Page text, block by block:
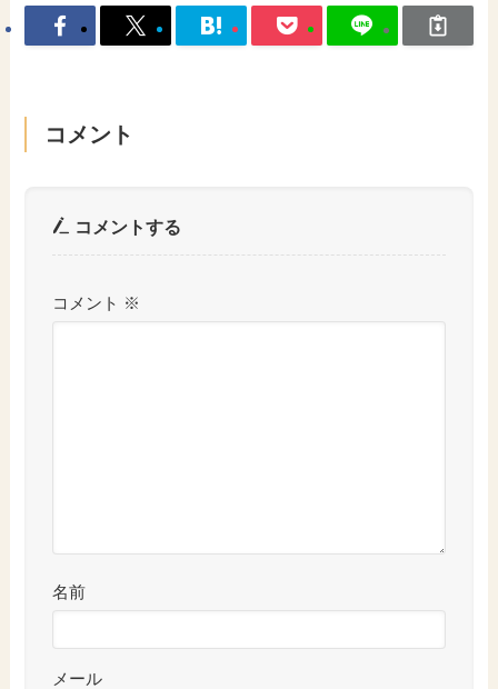
コメント
コメントする
コメント ※
名前
メール